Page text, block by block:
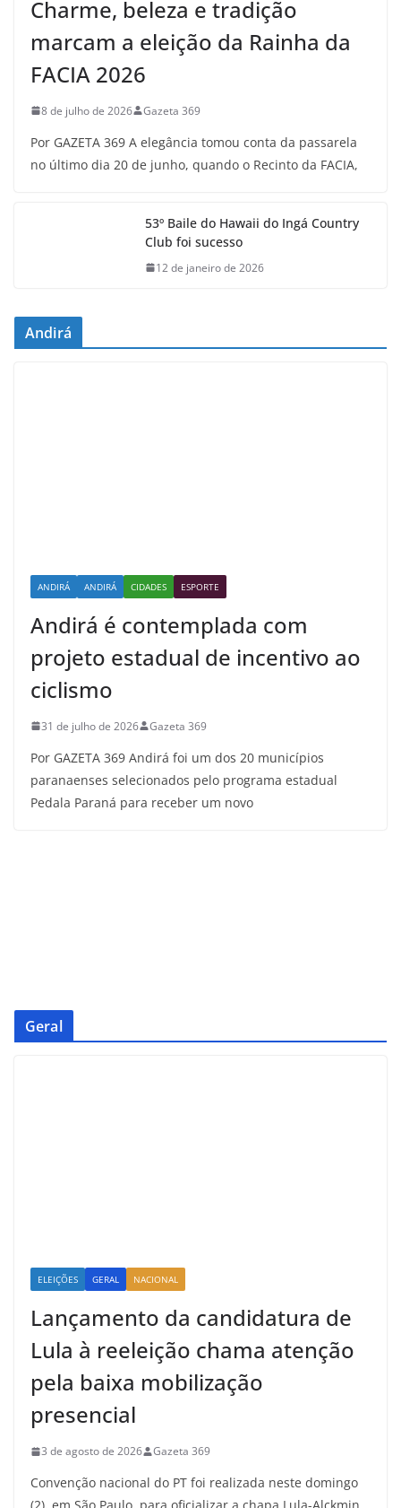
Charme, beleza e tradição
marcam a eleição da Rainha da
FACIA 2026
8 de julho de 2026 Gazeta 369
Por GAZETA 369 A elegância tomou conta da passarela
no último dia 20 de junho, quando o Recinto da FACIA,
53º Baile do Hawaii do Ingá Country
Club foi sucesso
12 de janeiro de 2026
Andirá
ANDIRÁ ANDIRÁ CIDADES ESPORTE
Andirá é contemplada com
projeto estadual de incentivo ao
ciclismo
31 de julho de 2026 Gazeta 369
Por GAZETA 369 Andirá foi um dos 20 municípios
paranaenses selecionados pelo programa estadual
Pedala Paraná para receber um novo
Geral
ELEIÇÕES GERAL NACIONAL
Lançamento da candidatura de
Lula à reeleição chama atenção
pela baixa mobilização
presencial
3 de agosto de 2026 Gazeta 369
Convenção nacional do PT foi realizada neste domingo